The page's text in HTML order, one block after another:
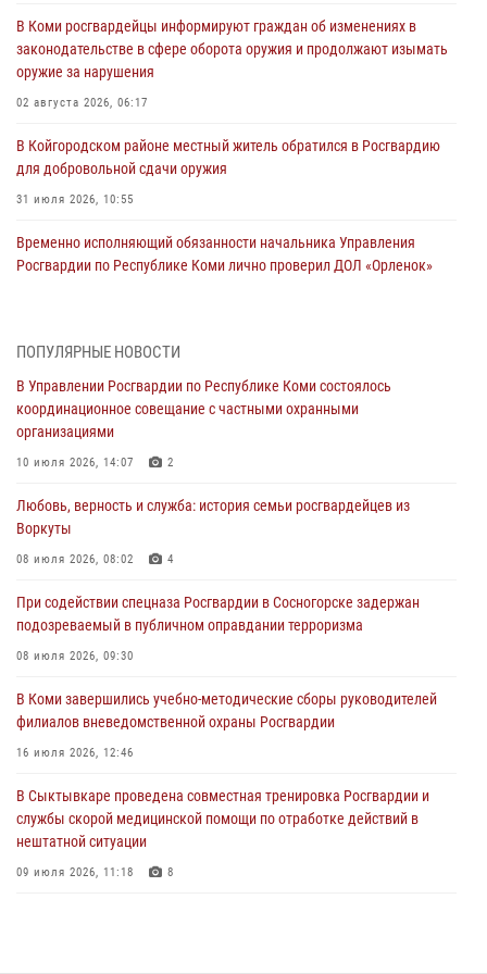
В Коми росгвардейцы информируют граждан об изменениях в
законодательстве в сфере оборота оружия и продолжают изымать
оружие за нарушения
02 августа 2026, 06:17
В Койгородском районе местный житель обратился в Росгвардию
для добровольной сдачи оружия
31 июля 2026, 10:55
Временно исполняющий обязанности начальника Управления
Росгвардии по Республике Коми лично проверил ДОЛ «Орленок»
В Санкт-Петербурге прошел окружной этап ежегодного
Всероссийского конкурса профессионального мастерства среди
сотрудников вневедомственной охраны Росгвардии
В Сыктывкаре росгвардейцы приняли участие в молебне в рамках
Дня Крещения Руси и Дня святого равноапостольного князя
28 июля 2026, 13:32 8
В Коми за неделю росгвардейцами выявлено более 10
деятельности
26 июля 2026, 06:48
военнослужащих по призыву в Центре подготовки личного состава
Росгвардии
25 июля 2026, 10:45
ПОПУЛЯРНЫЕ НОВОСТИ
В Управлении Росгвардии по Республике Коми состоялось
координационное совещание с частными охранными
организациями
10 июля 2026, 14:07 2
Любовь, верность и служба: история семьи росгвардейцев из
Воркуты
08 июля 2026, 08:02 4
При содействии спецназа Росгвардии в Сосногорске задержан
подозреваемый в публичном оправдании терроризма
08 июля 2026, 09:30
В Коми завершились учебно-методические сборы руководителей
филиалов вневедомственной охраны Росгвардии
16 июля 2026, 12:46
В Сыктывкаре проведена совместная тренировка Росгвардии и
службы скорой медицинской помощи по отработке действий в
нештатной ситуации
09 июля 2026, 11:18 8